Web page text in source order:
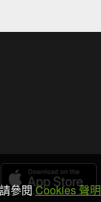
參閱Cookies 聲明